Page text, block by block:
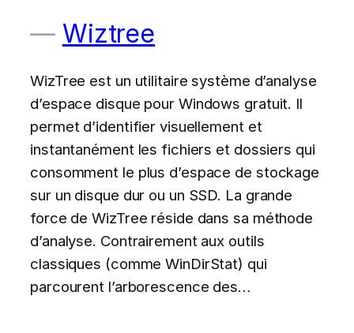
Wiztree
WizTree est un utilitaire système d’analyse
d’espace disque pour Windows gratuit. Il
permet d’identifier visuellement et
instantanément les fichiers et dossiers qui
consomment le plus d’espace de stockage
sur un disque dur ou un SSD. La grande
force de WizTree réside dans sa méthode
d’analyse. Contrairement aux outils
classiques (comme WinDirStat) qui
parcourent l’arborescence des…